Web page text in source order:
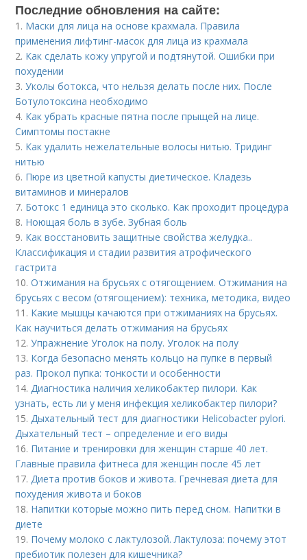
Последние обновления на сайте:
1. Маски для лица на основе крахмала. Правила
применения лифтинг-масок для лица из крахмала
2. Как сделать кожу упругой и подтянутой. Ошибки при
похудении
3.Уколы ботокса, что нельзя делать после них. После
Ботулотоксина необходимо
4. Как убрать красные пятна после прыщей на лице.
Симптомы постакне
5. Как удалить нежелательные волосы нитью. Тридинг
нитью
6. Пюре из цветной капусты диетическое. Кладезь
витаминов и минералов
7. Ботокс 1 единица это сколько. Как проходит процедура
8. Ноющая боль в зубе. Зубная боль
9. Как восстановить защитные свойства желудка..
Классификация и стадии развития атрофического
гастрита
10.Отжимания на брусьях с отягощением. Отжимания на
брусьях с весом (отягощением): техника, методика, видео
11. Какие мышцы качаются при отжиманиях на брусьях.
Как научиться делать отжимания на брусьях
12.Упражнение Уголок на полу. Уголок на полу
13. Когда безопасно менять кольцо на пупке в первый
раз. Прокол пупка: тонкости и особенности
14.Диагностика наличия хеликобактер пилори. Как
узнать, есть ли у меня инфекция хеликобактер пилори?
15.Дыхательный тест для диагностики Helicobacter pylori.
Дыхательный тест – определение и его виды
16. Питание и тренировки для женщин старше 40 лет.
Главные правила фитнеса для женщин после 45 лет
17.Диета против боков и живота. Гречневая диета для
похудения живота и боков
18. Напитки которые можно пить перед сном. Напитки в
диете
19. Почему молоко с лактулозой. Лактулоза: почему этот
пребиотик полезен для кишечника?